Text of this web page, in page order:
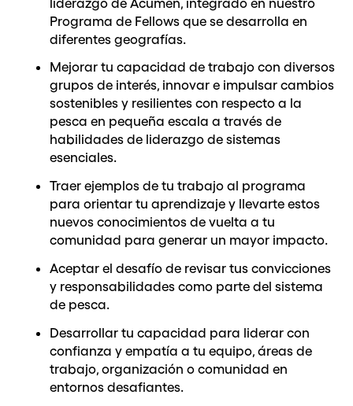
Programa de Fellows que se desarrolla en
diferentes geografías.
Mejorar tu capacidad de trabajo con diversos
grupos de interés, innovar e impulsar cambios
sostenibles y resilientes con respecto a la
pesca en pequeña escala a través de
habilidades de liderazgo de sistemas
esenciales.
Traer ejemplos de tu trabajo al programa
para orientar tu aprendizaje y llevarte estos
nuevos conocimientos de vuelta a tu
comunidad para generar un mayor impacto.
Aceptar el desafío de revisar tus convicciones
y responsabilidades como parte del sistema
de pesca.
Desarrollar tu capacidad para liderar con
confianza y empatía a tu equipo, áreas de
trabajo, organización o comunidad en
entornos desafiantes.